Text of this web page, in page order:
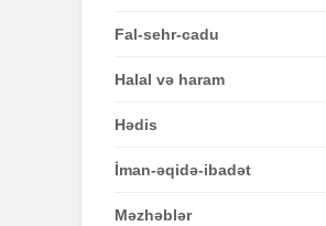
Fal-sehr-cadu
Halal və haram
Hədis
İman-əqidə-ibadət
Məzhəblər